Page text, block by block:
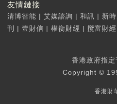
友情鏈接
清博智能 | 艾媒諮詢 | 和訊 | 新
刊
| 壹財信 | 權衡財經 | 攬富財經
香港政府指
Copyright ©
香港財